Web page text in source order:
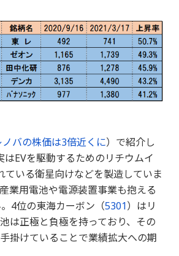
バの株価は3倍近くに）で紹介し
はEVを駆動するためのリチウムイ
いる衛星向けなどを製造していま
業用電池や電源装置事業も抱える
4位の東海カーボン（5301）はリ
は正極と負極を持っており、その
掛けていることで業績拡大への期